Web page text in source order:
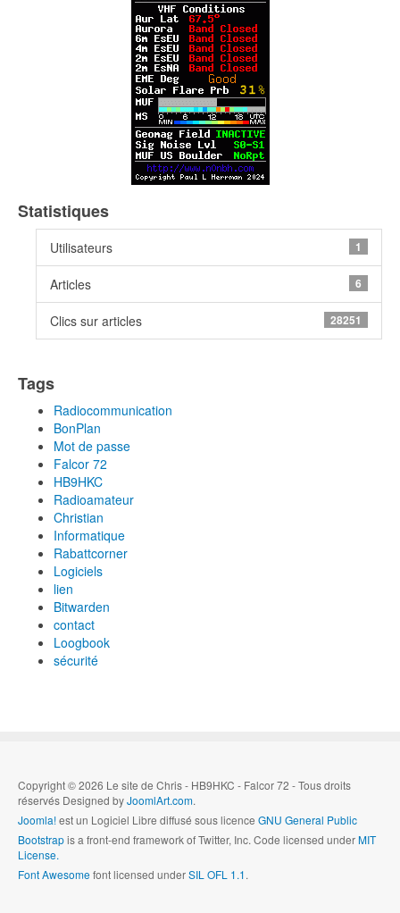
Statistiques
Utilisateurs 1
Articles 6
Clics sur articles 28251
Tags
Radiocommunication
BonPlan
Mot de passe
Falcor 72
HB9HKC
Radioamateur
Christian
Informatique
Rabattcorner
Logiciels
lien
Bitwarden
contact
Loogbook
sécurité
Copyright © 2026 Le site de Chris - HB9HKC - Falcor 72 - Tous droits
réservés Designed byJoomlArt.com.
Joomla!est un Logiciel Libre diffusé sous licence GNU General Public
Bootstrapis a front-end framework of Twitter, Inc. Code licensed underMIT
License.
Font Awesomefont licensed underSIL OFL 1.1.